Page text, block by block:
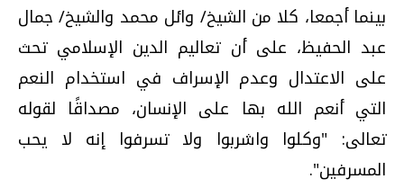
بينما أجمعا، كلا من الشيخ/ وائل محمد والشيخ/ جمال
عبد الحفيظ، على أن تعاليم الدين الإسلامي تحث
على الاعتدال وعدم الإسراف في استخدام النعم
التي أنعم الله بها على الإنسان، مصداقًا لقوله
تعالى: "وكلوا واشربوا ولا تسرفوا إنه لا يحب
المسرفين".